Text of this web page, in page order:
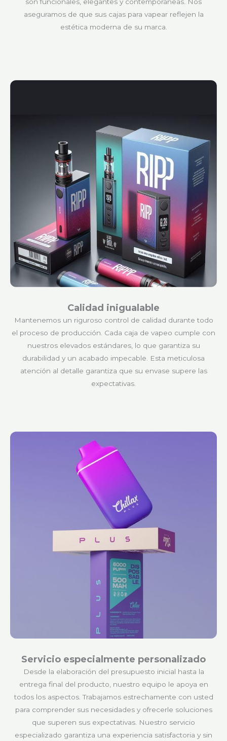
aseguramos de que sus cajas para vapear reflejen la
estética moderna de su marca.
Calidad inigualable
Mantenemos un riguroso control de calidad durante todo
el proceso de producción. Cada caja de vapeo cumple con
nuestros elevados estándares, lo que garantiza su
durabilidad y un acabado impecable. Esta meticulosa
atención al detalle garantiza que su envase supere las
expectativas.
Servicio especialmente personalizado
Desde la elaboración del presupuesto inicial hasta la
entrega final del producto, nuestro equipo le apoya en
todos los aspectos. Trabajamos estrechamente con usted
para comprender sus necesidades y ofrecerle soluciones
que superen sus expectativas. Nuestro servicio
especializado garantiza una experiencia satisfactoria y sin